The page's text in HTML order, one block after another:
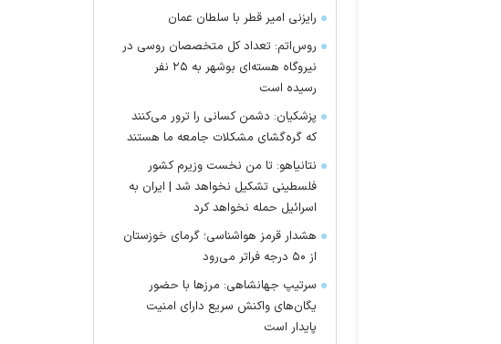
رایزنی امیر قطر با سلطان عمان
روس‌اتم: تعداد کل متخصصان روسی در
نیروگاه هسته‌ای بوشهر به ۲۵ نفر
رسیده است
پزشکیان: دشمن کسانی را ترور می‌کنند
که گره‌گشای مشکلات جامعه ما هستند
نتانیاهو: تا من نخست وزیرم کشور
فلسطینی تشکیل نخواهد شد | ایران به
اسرائیل حمله نخواهد کرد
هشدار قرمز هواشناسی؛ گرمای خوزستان
از ۵۰ درجه فراتر می‌رود
سرتیپ جهانشاهی: مرز‌ها با حضور
یگان‌های واکنش سریع دارای امنیت
پایدار است